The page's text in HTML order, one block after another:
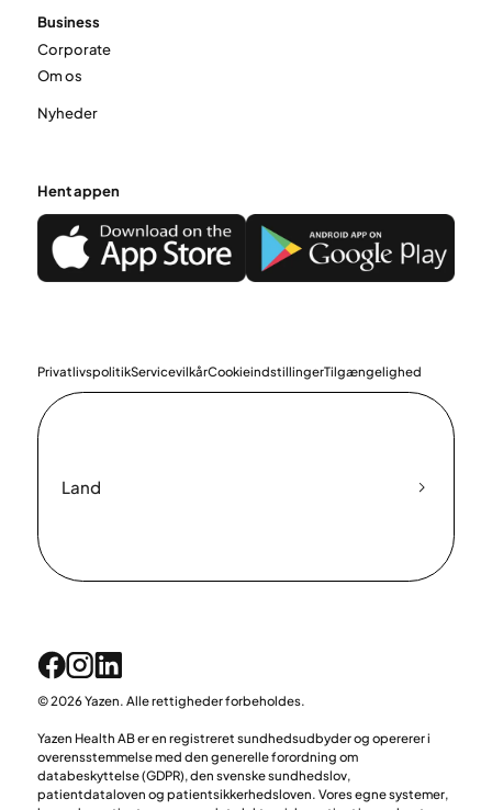
Business
Corporate
Om os
Nyheder
Hent appen
PrivatlivspolitikServicevilkårCookieindstillingerTilgængelighed
Land
© 2026 Yazen. Alle rettigheder forbeholdes.
Yazen Health AB er en registreret sundhedsudbyder og opererer i
overensstemmelse med den generelle forordning om
databeskyttelse (GDPR), den svenske sundhedslov,
patientdataloven og patientsikkerhedsloven. Vores egne systemer,